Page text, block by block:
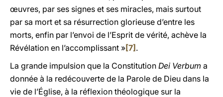
œuvres, par ses signes et ses miracles, mais surtout
par sa mort et sa résurrection glorieuse d’entre les
morts, enfin par l’envoi de l’Esprit de vérité, achève la
Révélation en l’accomplissant »[7] .
La grande impulsion que la Constitution Dei Verbum a
donnée à la redécouverte de la Parole de Dieu dans la
vie de l’Église, à la réflexion théologique sur la